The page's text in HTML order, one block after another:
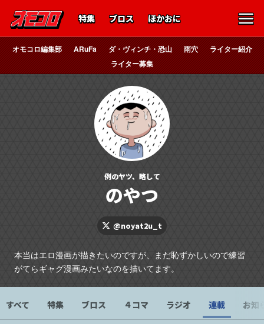
特集 ブロス ほかおに
オモコロ編集部 ARuFa ダ・ヴィンチ・恐山 雨穴
ライター紹介
ライター募集
例のヤツ、略して
のやつ
@noyat2u_t
本当はエロ漫画が描きたいのですが、まだ恥ずかしいので練習
がてらギャグ漫画みたいなのを描いてます。
すべて 特集 ブロス ４コマ ラジオ 連載 お知